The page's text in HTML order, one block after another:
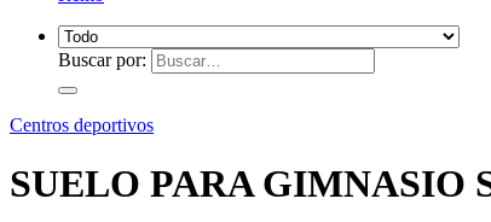
Buscar por:
Centros deportivos
SUELO PARA GIMNASIO